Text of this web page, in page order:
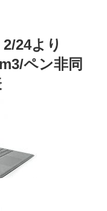
24より
ペン非同